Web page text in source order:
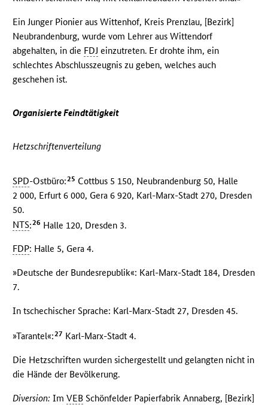
Ein Junger Pionier aus Wittenhof, Kreis Prenzlau, [Bezirk]
Neubrandenburg, wurde vom Lehrer aus Wittendorf
abgehalten, in die FDJ einzutreten. Er drohte ihm, ein
schlechtes Abschlusszeugnis zu geben, welches auch
geschehen ist.
Organisierte Feindtätigkeit
Hetzschriftenverteilung
SPD-Ostbüro:25 Cottbus 5 150, Neubrandenburg 50, Halle
2 000, Erfurt 6 000, Gera 6 920, Karl-Marx-Stadt 270, Dresden
50.
NTS:26 Halle 120, Dresden 3.
FDP: Halle 5, Gera 4.
»Deutsche der Bundesrepublik«: Karl-Marx-Stadt 184, Dresden
7.
In tschechischer Sprache: Karl-Marx-Stadt 27, Dresden 45.
»Tarantel«:27 Karl-Marx-Stadt 4.
Die Hetzschriften wurden sichergestellt und gelangten nicht in
die Hände der Bevölkerung.
Diversion: ImVEB Schönfelder Papierfabrik Annaberg, [Bezirk]